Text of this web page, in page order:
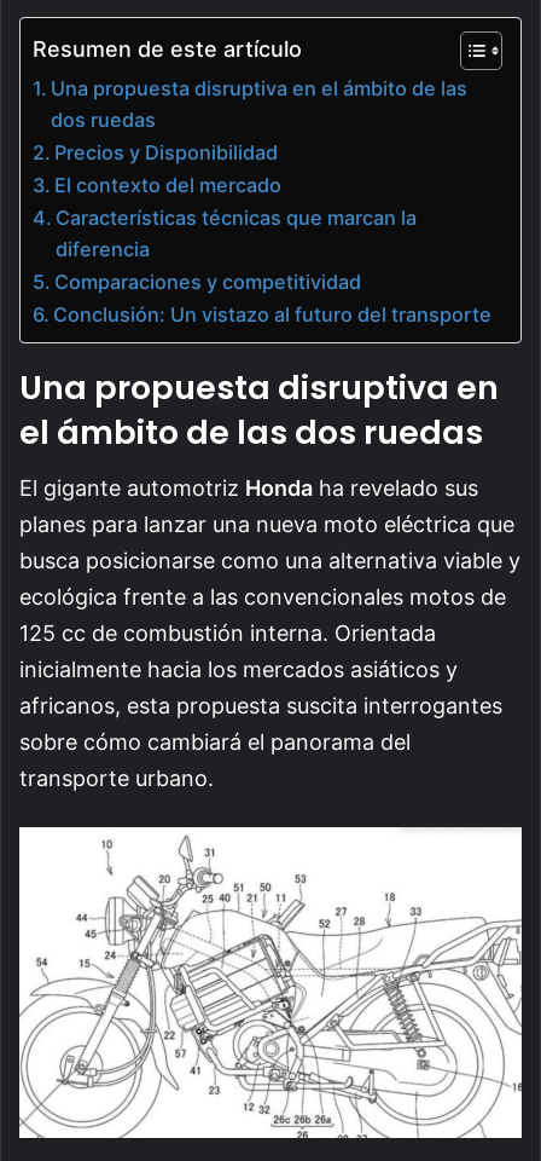
Resumen de este artículo
Una propuesta disruptiva en el ámbito de las
dos ruedas
Precios y Disponibilidad
El contexto del mercado
Características técnicas que marcan la
diferencia
Comparaciones y competitividad
Conclusión: Un vistazo al futuro del transporte
Una propuesta disruptiva en
el ámbito de las dos ruedas
El gigante automotriz Honda ha revelado sus
planes para lanzar una nueva moto eléctrica que
busca posicionarse como una alternativa viable y
ecológica frente a las convencionales motos de
125 cc de combustión interna. Orientada
inicialmente hacia los mercados asiáticos y
africanos, esta propuesta suscita interrogantes
sobre cómo cambiará el panorama del
transporte urbano.